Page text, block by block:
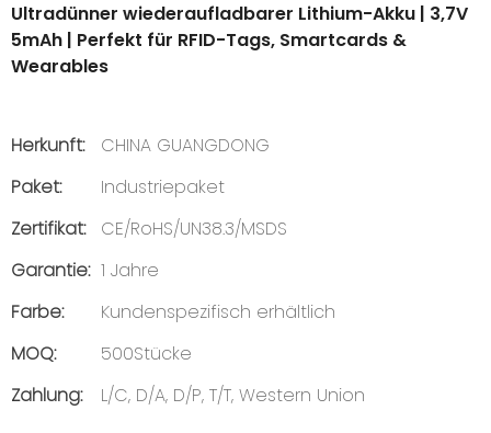
Ultradünner wiederaufladbarer Lithium-Akku | 3,7V
5mAh | Perfekt für RFID-Tags, Smartcards &
Wearables
Herkunft:
CHINA GUANGDONG
Paket:
Industriepaket
Zertifikat:
CE/RoHS/UN38.3/MSDS
Garantie: 1 Jahre
Farbe:
Kundenspezifisch erhältlich
MOQ:
500Stücke
Zahlung:
L/C, D/A, D/P, T/T, Western Union